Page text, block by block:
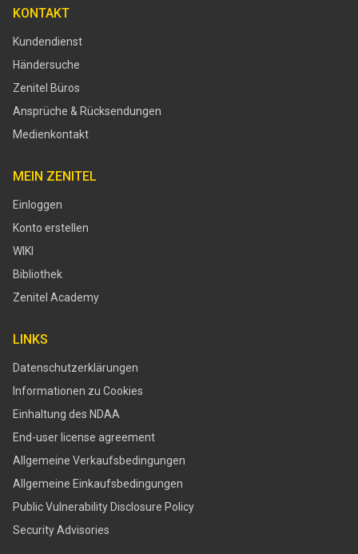
KONTAKT
Kundendienst
Händersuche
Zenitel Büros
Ansprüche & Rücksendungen
Medienkontakt
MEIN ZENITEL
Einloggen
Konto erstellen
WIKI
Bibliothek
Zenitel Academy
LINKS
Datenschutzerklärungen
Informationen zu Cookies
Einhaltung des NDAA
End-user license agreement
Allgemeine Verkaufsbedingungen
Allgemeine Einkaufsbedingungen
​​Public Vulnerability Disclosure Policy​
Security Advisories